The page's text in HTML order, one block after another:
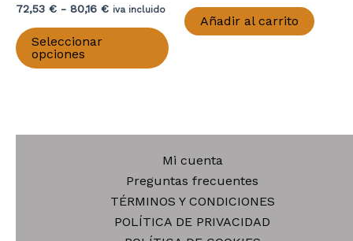
72,53 € - 80,16 €Rango
iva incluido
Seleccionar
opciones
Este
producto
Las
opciones
se
pueden
elegir
en
Añadir al carrito
Mi cuenta
Preguntas frecuentes
TÉRMINOS Y CONDICIONES
POLÍTICA DE PRIVACIDAD